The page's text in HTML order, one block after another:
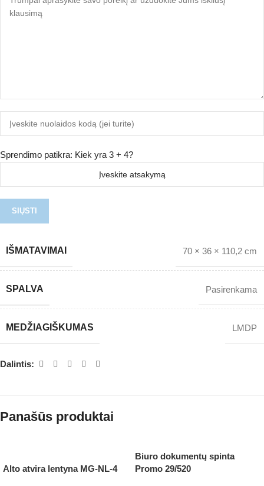
Sprendimo patikra: Kiek yra 3 + 4?
IŠMATAVIMAI 70 × 36 × 110,2 cm
SPALVA Pasirenkama
MEDŽIAGIŠKUMAS LMDP
Dalintis:
Panašūs produktai
Alto atvira lentyna MG-NL-4
Biuro dokumentų spinta
Promo 29/520